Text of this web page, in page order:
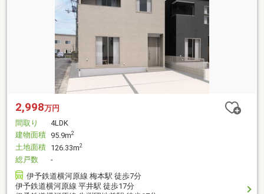
2,998万円
間取り
4LDK
建物面積 95.9m2
土地面積 126.33m2
総戸数
-
伊予鉄道横河原線 梅本駅 徒歩7分
伊予鉄道横河原線 平井駅 徒歩17分